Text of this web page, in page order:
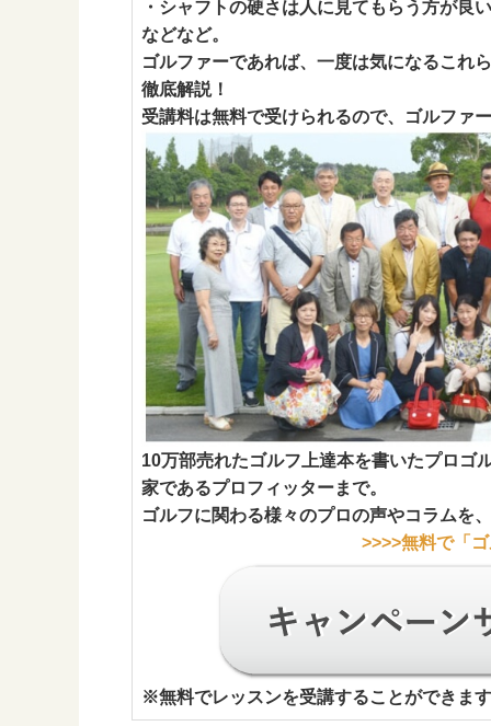
・シャフトの硬さは人に見てもらう方が良
などなど。
ゴルファーであれば、一度は気になるこれ
徹底解説！
受講料は無料で受けられるので、ゴルファ
10万部売れたゴルフ上達本を書いたプロゴ
家であるプロフィッターまで。
ゴルフに関わる様々のプロの声やコラムを
>>>>無料で「
※無料でレッスンを受講することができま